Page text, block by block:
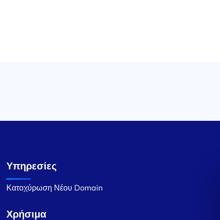
Υπηρεσίες
Κατοχύρωση Νέου Domain
Χρήσιμα